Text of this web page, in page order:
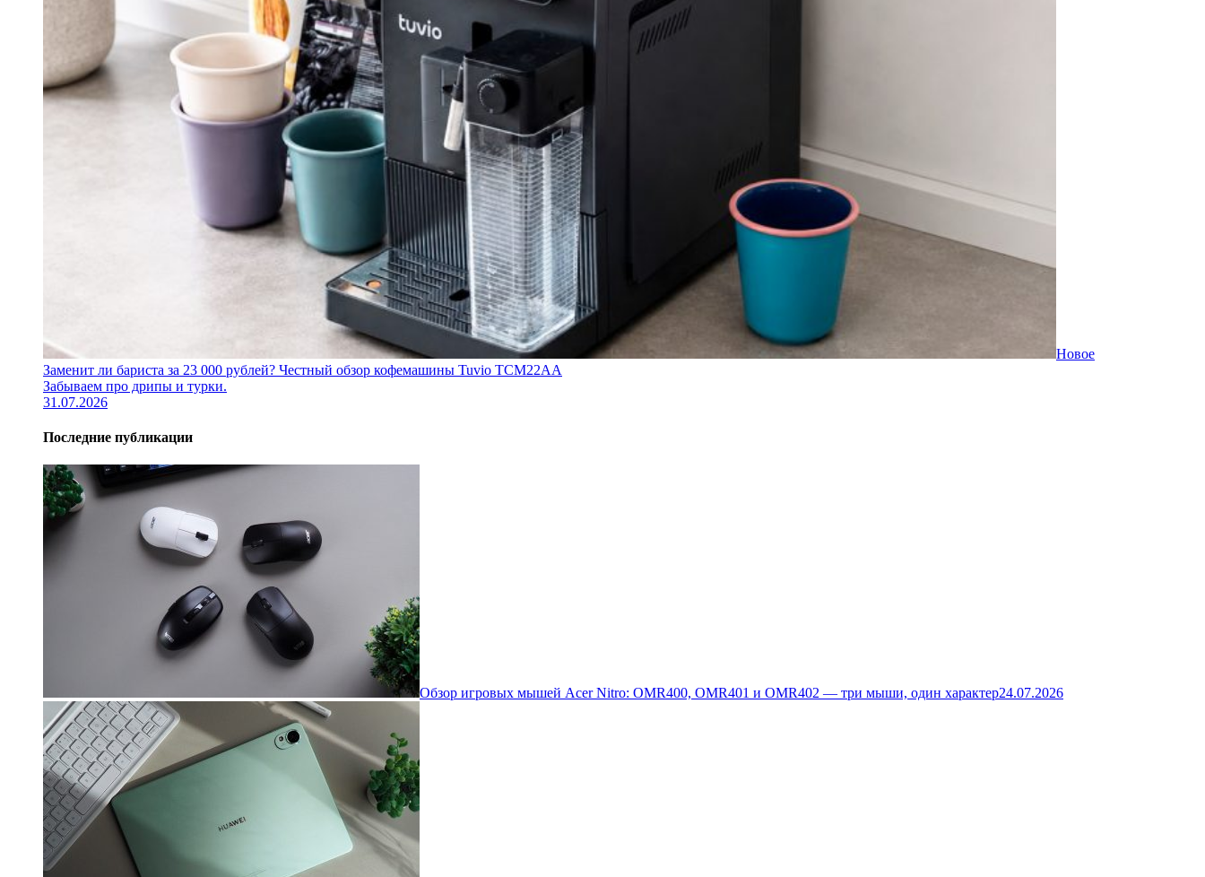
Новое
Заменит ли бариста за 23 000 рублей? Честный обзор кофемашины Tuvio TCM22AA
Забываем про дрипы и турки.
31.07.2026
Последние публикации
Обзор игровых мышей Acer Nitro: OMR400, OMR401 и OMR402 — три мыши, один характер24.07.2026